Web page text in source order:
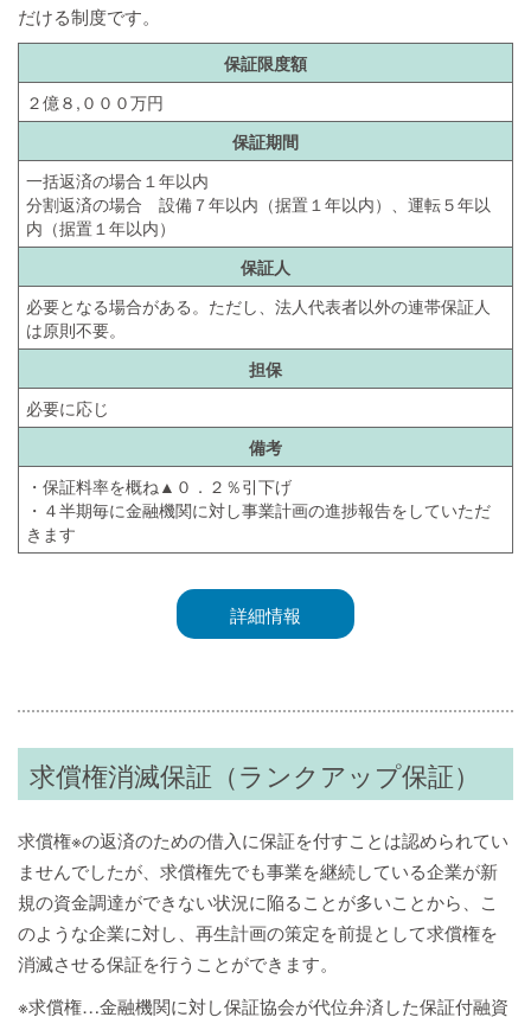
だける制度です。
保証限度額
２億８,０００万円
保証期間
一括返済の場合１年以内
分割返済の場合 設備７年以内（据置１年以内）、運転５年以
内（据置１年以内）
保証人
必要となる場合がある。ただし、法人代表者以外の連帯保証人
は原則不要。
担保
必要に応じ
備考
・保証料率を概ね▲０．２％引下げ
・４半期毎に金融機関に対し事業計画の進捗報告をしていただ
きます
詳細情報
求償権消滅保証（ランクアップ保証）
求償権※の返済のための借入に保証を付すことは認められてい
ませんでしたが、求償権先でも事業を継続している企業が新
規の資金調達ができない状況に陥ることが多いことから、こ
のような企業に対し、再生計画の策定を前提として求償権を
消滅させる保証を行うことができます。
※求償権…金融機関に対し保証協会が代位弁済した保証付融資